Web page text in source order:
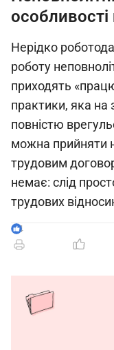
Нерідко
роботу
приходять
практики, яка на
повністю
можна прийняти
трудовим
немає: слід
трудових
4